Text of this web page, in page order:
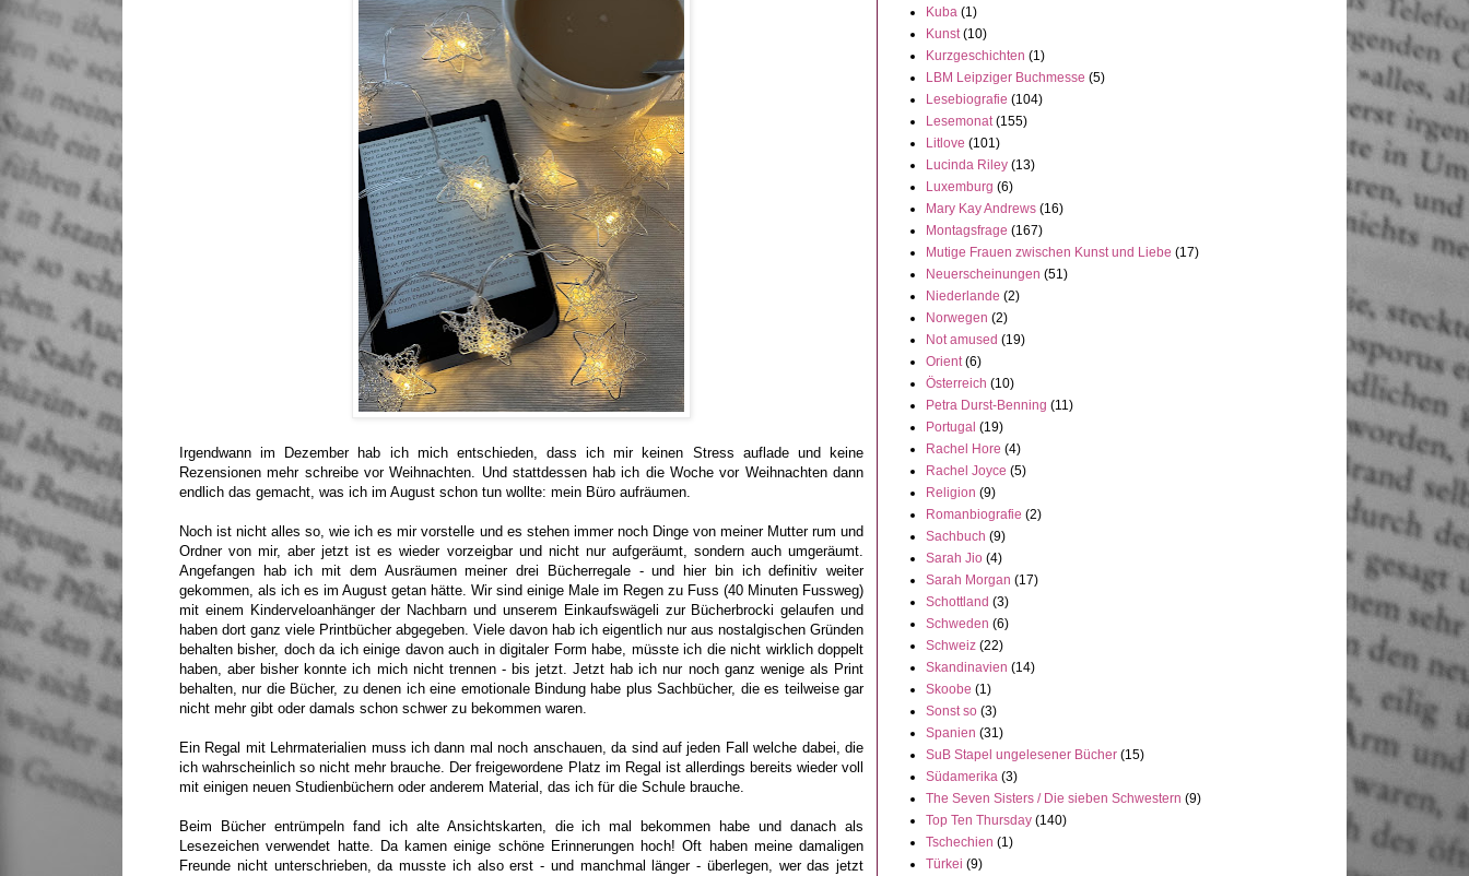
Irgendwann im Dezember hab ich mich entschieden, dass ich mir keinen Stress auflade und keine
Rezensionen mehr schreibe vor Weihnachten. Und stattdessen hab ich die Woche vor Weihnachten dann
endlich das gemacht, was ich im August schon tun wollte: mein Büro aufräumen.
Noch ist nicht alles so, wie ich es mir vorstelle und es stehen immer noch Dinge von meiner Mutter rum und
Ordner von mir, aber jetzt ist es wieder vorzeigbar und nicht nur aufgeräumt, sondern auch umgeräumt.
Angefangen hab ich mit dem Ausräumen meiner drei Bücherregale - und hier bin ich definitiv weiter
gekommen, als ich es im August getan hätte. Wir sind einige Male im Regen zu Fuss (40 Minuten Fussweg)
mit einem Kinderveloanhänger der Nachbarn und unserem Einkaufswägeli zur Bücherbrocki gelaufen und
haben dort ganz viele Printbücher abgegeben. Viele davon hab ich eigentlich nur aus nostalgischen Gründen
behalten bisher, doch da ich einige davon auch in digitaler Form habe, müsste ich die nicht wirklich doppelt
haben, aber bisher konnte ich mich nicht trennen - bis jetzt. Jetzt hab ich nur noch ganz wenige als Print
behalten, nur die Bücher, zu denen ich eine emotionale Bindung habe plus Sachbücher, die es teilweise gar
nicht mehr gibt oder damals schon schwer zu bekommen waren.
Ein Regal mit Lehrmaterialien muss ich dann mal noch anschauen, da sind auf jeden Fall welche dabei, die
ich wahrscheinlich so nicht mehr brauche. Der freigewordene Platz im Regal ist allerdings bereits wieder voll
mit einigen neuen Studienbüchern oder anderem Material, das ich für die Schule brauche.
Beim Bücher entrümpeln fand ich alte Ansichtskarten, die ich mal bekommen habe und danach als
Lesezeichen verwendet hatte. Da kamen einige schöne Erinnerungen hoch! Oft haben meine damaligen
Freunde nicht unterschrieben, da musste ich also erst - und manchmal länger - überlegen, wer das jetzt
Kuba (1)
Kunst (10)
Kurzgeschichten (1)
LBM Leipziger Buchmesse (5)
Lesebiografie (104)
Lesemonat (155)
Litlove (101)
Lucinda Riley (13)
Luxemburg (6)
Mary Kay Andrews (16)
Montagsfrage (167)
Mutige Frauen zwischen Kunst und Liebe (17)
Neuerscheinungen (51)
Niederlande (2)
Norwegen (2)
Not amused (19)
Orient (6)
Österreich (10)
Petra Durst-Benning (11)
Portugal (19)
Rachel Hore (4)
Rachel Joyce (5)
Religion (9)
Romanbiografie (2)
Sachbuch (9)
Sarah Jio (4)
Sarah Morgan (17)
Schottland (3)
Schweden (6)
Schweiz (22)
Skandinavien (14)
Skoobe (1)
Sonst so (3)
Spanien (31)
SuB Stapel ungelesener Bücher (15)
Südamerika (3)
The Seven Sisters / Die sieben Schwestern (9)
Top Ten Thursday (140)
Tschechien (1)
Türkei (9)